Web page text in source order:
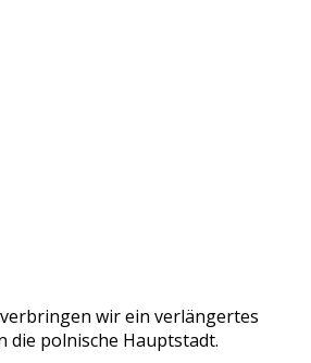
wir ein verlängertes
die polnische Hauptstadt.